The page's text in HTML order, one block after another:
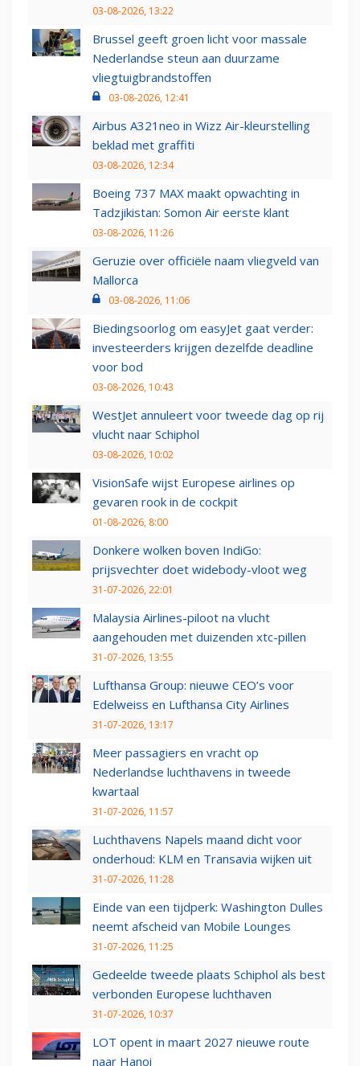
03-08-2026, 13:22
Brussel geeft groen licht voor massale
Nederlandse steun aan duurzame
vliegtuigbrandstoffen
03-08-2026, 12:41
Airbus A321neo in Wizz Air-kleurstelling
beklad met graffiti
03-08-2026, 12:34
Boeing 737 MAX maakt opwachting in
Tadzjikistan: Somon Air eerste klant
03-08-2026, 11:26
Geruzie over officiële naam vliegveld van
Mallorca
03-08-2026, 11:06
Biedingsoorlog om easyJet gaat verder:
investeerders krijgen dezelfde deadline
voor bod
03-08-2026, 10:43
WestJet annuleert voor tweede dag op rij
vlucht naar Schiphol
03-08-2026, 10:02
VisionSafe wijst Europese airlines op
gevaren rook in de cockpit
01-08-2026, 8:00
Donkere wolken boven IndiGo:
prijsvechter doet widebody-vloot weg
31-07-2026, 22:01
Malaysia Airlines-piloot na vlucht
aangehouden met duizenden xtc-pillen
31-07-2026, 13:55
Lufthansa Group: nieuwe CEO’s voor
Edelweiss en Lufthansa City Airlines
31-07-2026, 13:17
Meer passagiers en vracht op
Nederlandse luchthavens in tweede
kwartaal
31-07-2026, 11:57
Luchthavens Napels maand dicht voor
onderhoud: KLM en Transavia wijken uit
31-07-2026, 11:28
Einde van een tijdperk: Washington Dulles
neemt afscheid van Mobile Lounges
31-07-2026, 11:25
Gedeelde tweede plaats Schiphol als best
verbonden Europese luchthaven
31-07-2026, 10:37
LOT opent in maart 2027 nieuwe route
naar Hanoi